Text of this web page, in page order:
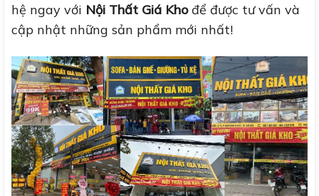
hệ ngay với Nội Thất Giá Khođể được tư vấn và
cập nhật những sản phẩm mới nhất!